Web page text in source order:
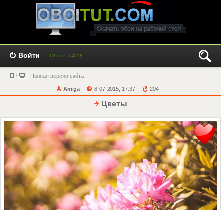
Войти Обоев: 14018
Полная версия сайта
Amiga 8-07-2015, 17:37 204
Цветы